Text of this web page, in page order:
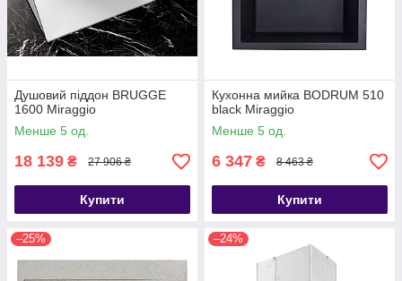
Душовий піддон BRUGGE
1600 Miraggio
Менше 5 од.
18 139 ₴ 27 906 ₴
Купити
Кухонна мийка BODRUM 510
black Miraggio
Менше 5 од.
6 347 ₴ 8 463 ₴
Купити
–25% –24%